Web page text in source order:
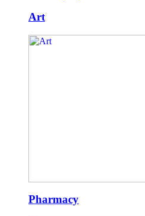
Art
Pharmacy